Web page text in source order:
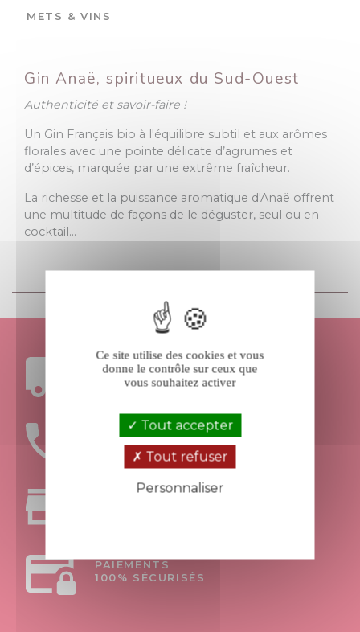
METS & VINS
Gin Anaë, spiritueux du Sud-Ouest
Authenticité et savoir-faire !
Un Gin Français bio à l'équilibre subtil et aux arômes
florales avec une pointe délicate d’agrumes et
d’épices, marquée par une extrême fraîcheur.
La richesse et la puissance aromatique d'Anaë offrent
une multitude de façons de le déguster, seul ou en
cocktail…
FRAIS DE PORT
OFFERTS DÈS 199€ D’ACHAT
UNE ÉQUIPE
À VOTRE ÉCOUTE
PAIEMENTS
100% SÉCURISÉS
Ce site utilise des cookies et vous
donne le contrôle sur ceux que
vous souhaitez activer
Tout accepter
Tout refuser
Personnaliser